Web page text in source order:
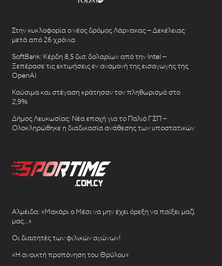
Στην κυκλοφορία ο νέος δρόμος Λάρνακας – Δεκέλειας
μετά από 26 χρόνια
SoftBank: Κέρδη 8,5 δισ. δολαρίων από την Intel –
Ξεπέρασε τις εκτιμήσεις εν αναμονή της εισαγωγής της
OpenAI
Καύσιμα και στέγαση κράτησαν τον πληθωρισμό στο
2,9%
Δήμος Λευκωσίας: Νέα εποχή για το Παλιό ΓΣΠ –
Ολοκληρώθηκε η διαδικασία ανάθεσης των υποστατικών
Αλμέιδα: «Μακάρι ο Μέσι να μην έχει όρεξη να παίξει μαζί
μας…»
Οι διαιτητές των φιλικών αγώνων!
«Η ανοικτή προπόνηση του Θρύλου»